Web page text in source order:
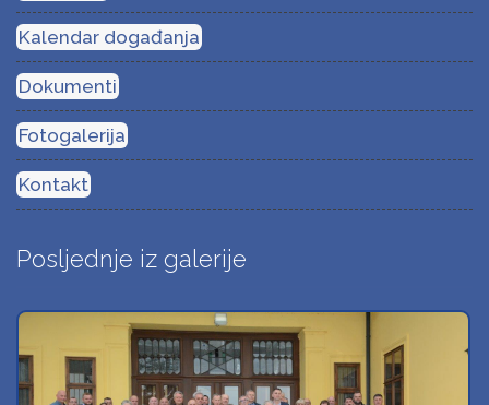
Kalendar događanja
Dokumenti
Fotogalerija
Kontakt
Posljednje iz galerije